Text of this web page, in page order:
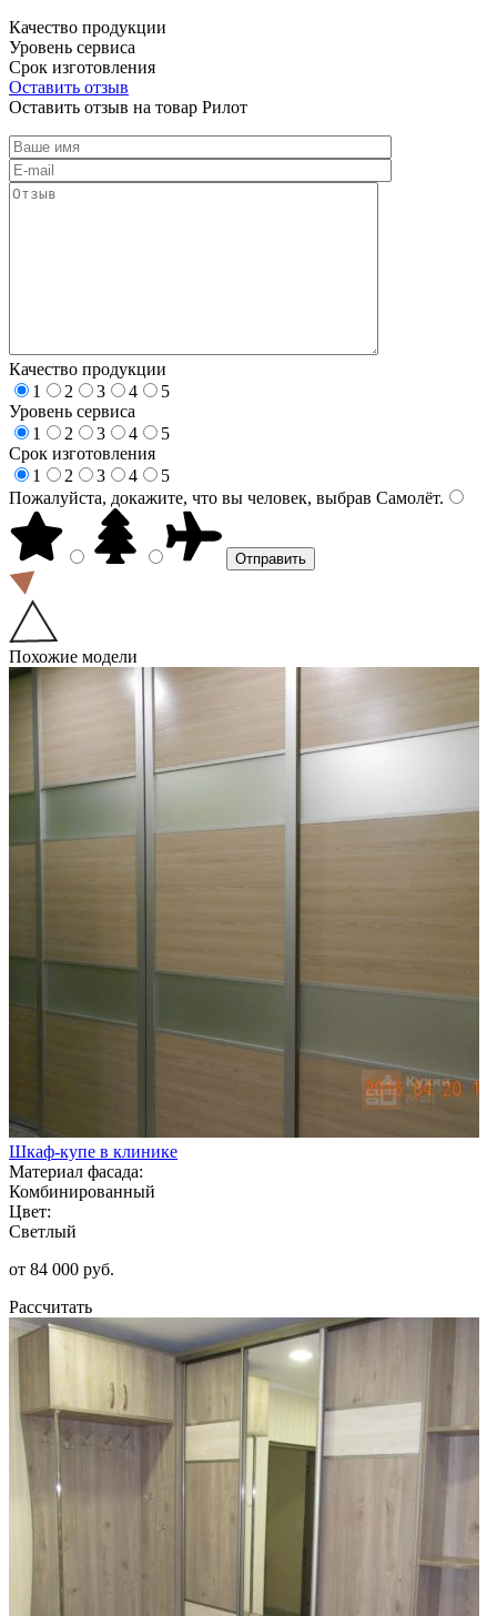
Качество продукции
Уровень сервиса
Срок изготовления
Оставить отзыв
Оставить отзыв на товар Рилот
Качество продукции
1
2 3 4
5
Уровень сервиса
1
2 3 4
5
Срок изготовления
1
2 3 4
5
Пожалуйста, докажите, что вы человек, выбрав Самолёт.
Похожие модели
Шкаф-купе в клинике
Материал фасада:
Комбинированный
Цвет:
Светлый
от 84 000 руб.
Рассчитать